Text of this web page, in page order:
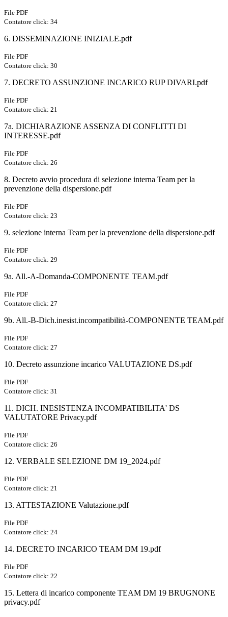
File PDF
Contatore click: 34
6. DISSEMINAZIONE INIZIALE.pdf
File PDF
Contatore click: 30
7. DECRETO ASSUNZIONE INCARICO RUP DIVARI.pdf
File PDF
Contatore click: 21
7a. DICHIARAZIONE ASSENZA DI CONFLITTI DI
INTERESSE.pdf
File PDF
Contatore click: 26
8. Decreto avvio procedura di selezione interna Team per la
prevenzione della dispersione.pdf
File PDF
Contatore click: 23
9. selezione interna Team per la prevenzione della dispersione.pdf
File PDF
Contatore click: 29
9a. All.-A-Domanda-COMPONENTE TEAM.pdf
File PDF
Contatore click: 27
9b. All.-B-Dich.inesist.incompatibilità-COMPONENTE TEAM.pdf
File PDF
Contatore click: 27
10. Decreto assunzione incarico VALUTAZIONE DS.pdf
File PDF
Contatore click: 31
11. DICH. INESISTENZA INCOMPATIBILITA' DS
VALUTATORE Privacy.pdf
File PDF
Contatore click: 26
12. VERBALE SELEZIONE DM 19_2024.pdf
File PDF
Contatore click: 21
13. ATTESTAZIONE Valutazione.pdf
File PDF
Contatore click: 24
14. DECRETO INCARICO TEAM DM 19.pdf
File PDF
Contatore click: 22
15. Lettera di incarico componente TEAM DM 19 BRUGNONE
privacy.pdf